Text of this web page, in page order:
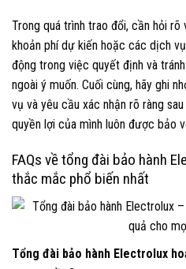
Trong quá trình trao đổi, cần hỏi rõ
khoản phí dự kiến hoặc các dịch
động trong việc quyết định và
ngoài ý muốn. Cuối cùng, hãy ghi
vụ và yêu cầu xác nhận rõ ràng
quyền lợi của mình luôn được bảo
FAQs về tổng đài bảo hành
thắc mắc phổ biến nhất
Tổng đài bảo hành Electrolux